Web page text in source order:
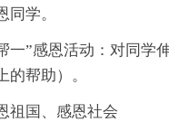
同学。
一”感恩活动：对同学
的帮助）。
祖国、感恩社会